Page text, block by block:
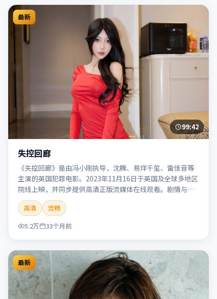
最新
99:42
失控回廊
《失控回廊》是由冯小刚执导，沈腾、易烊千玺、雷佳音等
主演的英国犯罪电影。2023年11月16日于英国及全球多地区
院线上映，并同步提供高清正版流媒体在线观看。剧情与看
点：聚焦案件与人性灰色地带，张力十足，兼具社会观察与
戏剧冲突。本片适合检索「失控回廊」「冯小刚」「犯罪」
「英国」「2023」「2023-11-16上映」等关键词的影迷阅读
简介与主创信息。
高清
流畅
5.2万
33个月前
最新